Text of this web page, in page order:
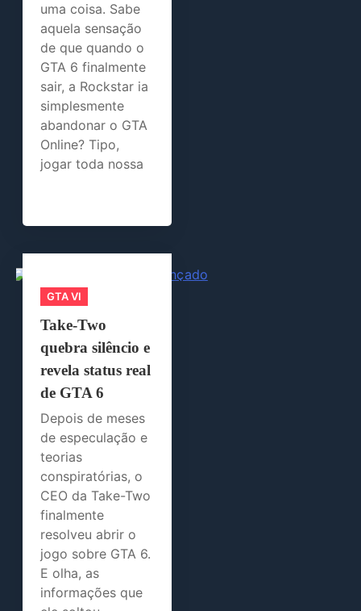
uma coisa. Sabe
aquela sensação
de que quando o
GTA 6 finalmente
sair, a Rockstar ia
simplesmente
abandonar o GTA
Online? Tipo,
jogar toda nossa
GTA VI
Take-Two
quebra silêncio e
revela status real
de GTA 6
Depois de meses
de especulação e
teorias
conspiratórias, o
CEO da Take-Two
finalmente
resolveu abrir o
jogo sobre GTA 6.
E olha, as
informações que